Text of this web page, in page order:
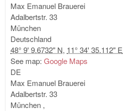
Max Emanuel Brauerei
Adalbertstr. 33
München
Deutschland
48° 9' 9.6732" N, 11° 34' 35.112" E
See map: Google Maps
DE
Max Emanuel Brauerei
Adalbertstr. 33
München ,